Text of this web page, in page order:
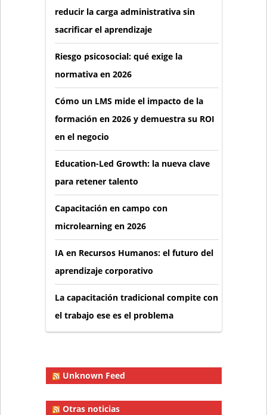
reducir la carga administrativa sin
sacrificar el aprendizaje
Riesgo psicosocial: qué exige la
normativa en 2026
Cómo un LMS mide el impacto de la
formación en 2026 y demuestra su ROI
en el negocio
Education-Led Growth: la nueva clave
para retener talento
Capacitación en campo con
microlearning en 2026
IA en Recursos Humanos: el futuro del
aprendizaje corporativo
La capacitación tradicional compite con
el trabajo ese es el problema
Unknown Feed
Otras noticias